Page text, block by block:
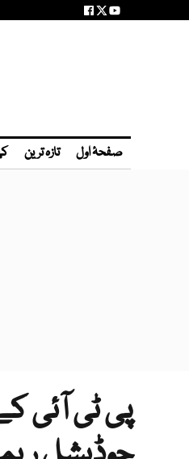
صفحۂ اول تازہ ترین
پی ٹی آئی